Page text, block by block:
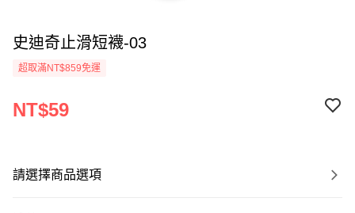
史迪奇止滑短襪-03
超取滿NT$859免運
NT$59
請選擇商品選項